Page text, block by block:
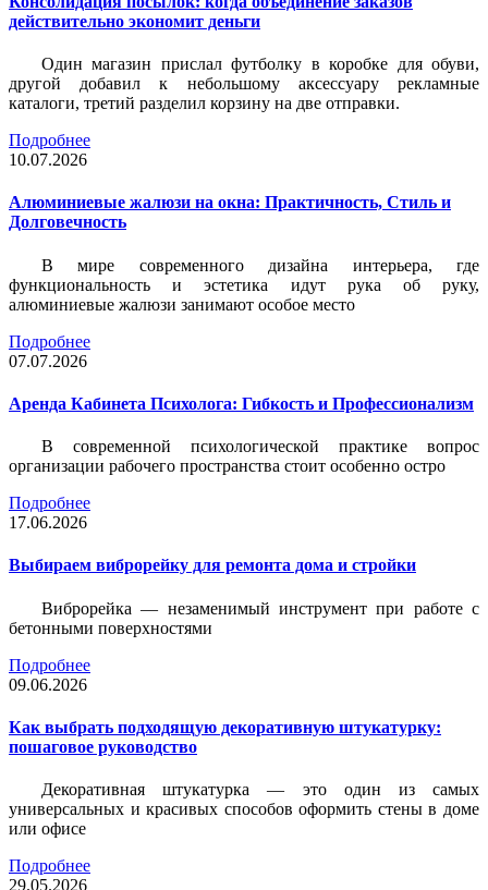
действительно экономит деньги
Один магазин прислал футболку в коробке для обуви,
другой добавил к небольшому аксессуару рекламные
каталоги, третий разделил корзину на две отправки.
Подробнее
10.07.2026
Алюминиевые жалюзи на окна: Практичность, Стиль и
Долговечность
В мире современного дизайна интерьера, где
функциональность и эстетика идут рука об руку,
алюминиевые жалюзи занимают особое место
Подробнее
07.07.2026
Аренда Кабинета Психолога: Гибкость и Профессионализм
В современной психологической практике вопрос
организации рабочего пространства стоит особенно остро
Подробнее
17.06.2026
Выбираем виброрейку для ремонта дома и стройки
Виброрейка — незаменимый инструмент при работе с
бетонными поверхностями
Подробнее
09.06.2026
Как выбрать подходящую декоративную штукатурку:
пошаговое руководство
Декоративная штукатурка — это один из самых
универсальных и красивых способов оформить стены в доме
или офисе
Подробнее
29.05.2026